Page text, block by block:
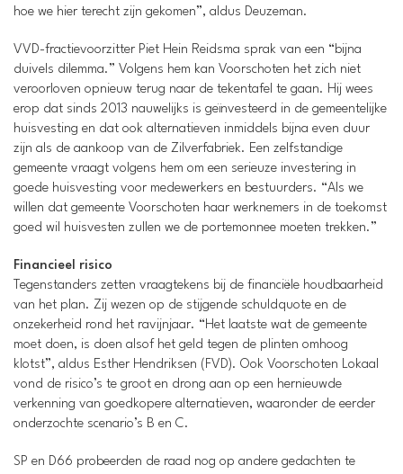
hoe we hier terecht zijn gekomen”, aldus Deuzeman.
VVD-fractievoorzitter Piet Hein Reidsma sprak van een “bijna
duivels dilemma.” Volgens hem kan Voorschoten het zich niet
veroorloven opnieuw terug naar de tekentafel te gaan. Hij wees
erop dat sinds 2013 nauwelijks is geïnvesteerd in de gemeentelijke
huisvesting en dat ook alternatieven inmiddels bijna even duur
zijn als de aankoop van de Zilverfabriek. Een zelfstandige
gemeente vraagt volgens hem om een serieuze investering in
goede huisvesting voor medewerkers en bestuurders. “Als we
willen dat gemeente Voorschoten haar werknemers in de toekomst
goed wil huisvesten zullen we de portemonnee moeten trekken.”
Financieel risico
Tegenstanders zetten vraagtekens bij de financiële houdbaarheid
van het plan. Zij wezen op de stijgende schuldquote en de
onzekerheid rond het ravijnjaar. “Het laatste wat de gemeente
moet doen, is doen alsof het geld tegen de plinten omhoog
klotst”, aldus Esther Hendriksen (FVD). Ook Voorschoten Lokaal
vond de risico’s te groot en drong aan op een hernieuwde
verkenning van goedkopere alternatieven, waaronder de eerder
onderzochte scenario’s B en C.
SP en D66 probeerden de raad nog op andere gedachten te